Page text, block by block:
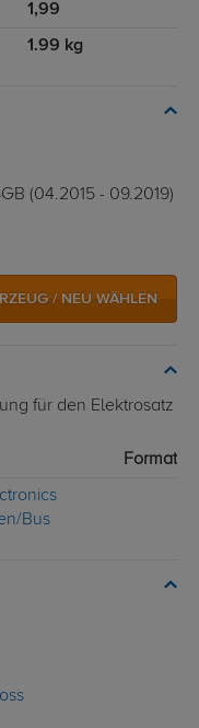
1,99
1.99 kg
(04.2015 - 09.2019)
/ NEU WÄHLEN
für den Elektrosatz
Format
Bus